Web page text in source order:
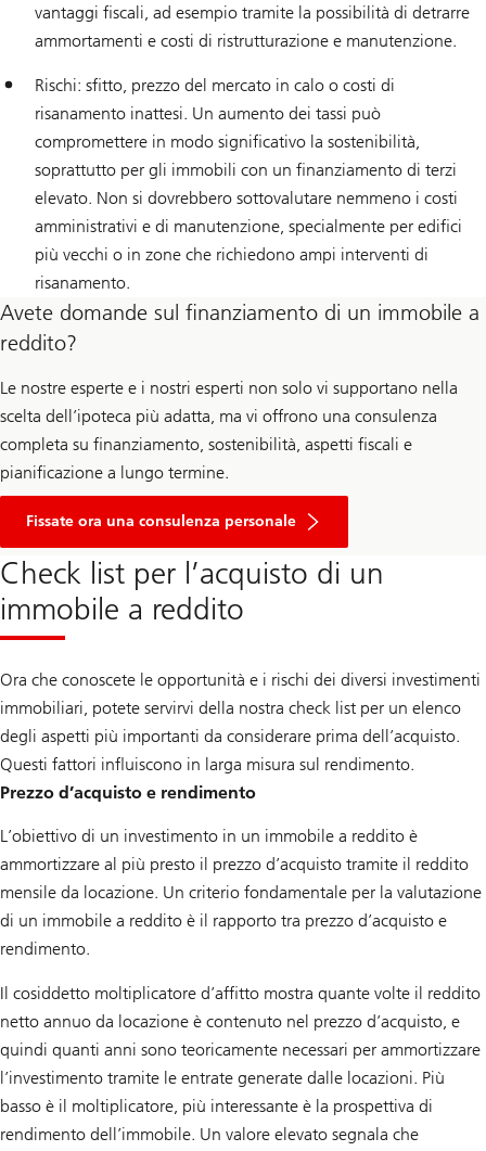
vantaggi fiscali, ad esempio tramite la possibilità di detrarre
ammortamenti e costi di ristrutturazione e manutenzione.
Rischi: sfitto, prezzo del mercato in calo o costi di
risanamento inattesi. Un aumento dei tassi può
compromettere in modo significativo la sostenibilità,
soprattutto per gli immobili con un finanziamento di terzi
elevato. Non si dovrebbero sottovalutare nemmeno i costi
amministrativi e di manutenzione, specialmente per edifici
più vecchi o in zone che richiedono ampi interventi di
risanamento.
Avete domande sul finanziamento di un immobile a
reddito?
Le nostre esperte e i nostri esperti non solo vi supportano nella
scelta dell’ipoteca più adatta, ma vi offrono una consulenza
completa su finanziamento, sostenibilità, aspetti fiscali e
pianificazione a lungo termine.
Fissate ora una consulenza personale
your
Check list per l’acquisto di un
immobile a reddito
Ora che conoscete le opportunità e i rischi dei diversi investimenti
immobiliari, potete servirvi della nostra check list per un elenco
degli aspetti più importanti da considerare prima dell’acquisto.
Questi fattori influiscono in larga misura sul rendimento.
Prezzo d’acquisto e rendimento
L’obiettivo di un investimento in un immobile a reddito è
ammortizzare al più presto il prezzo d’acquisto tramite il reddito
mensile da locazione. Un criterio fondamentale per la valutazione
di un immobile a reddito è il rapporto tra prezzo d’acquisto e
rendimento.
Il cosiddetto moltiplicatore d’affitto mostra quante volte il reddito
netto annuo da locazione è contenuto nel prezzo d’acquisto, e
quindi quanti anni sono teoricamente necessari per ammortizzare
l’investimento tramite le entrate generate dalle locazioni. Più
basso è il moltiplicatore, più interessante è la prospettiva di
rendimento dell’immobile. Un valore elevato segnala che